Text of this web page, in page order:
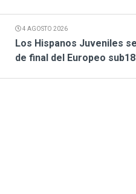
4 AGOSTO 2026
Los Hispanos Juveniles
de final del Europeo